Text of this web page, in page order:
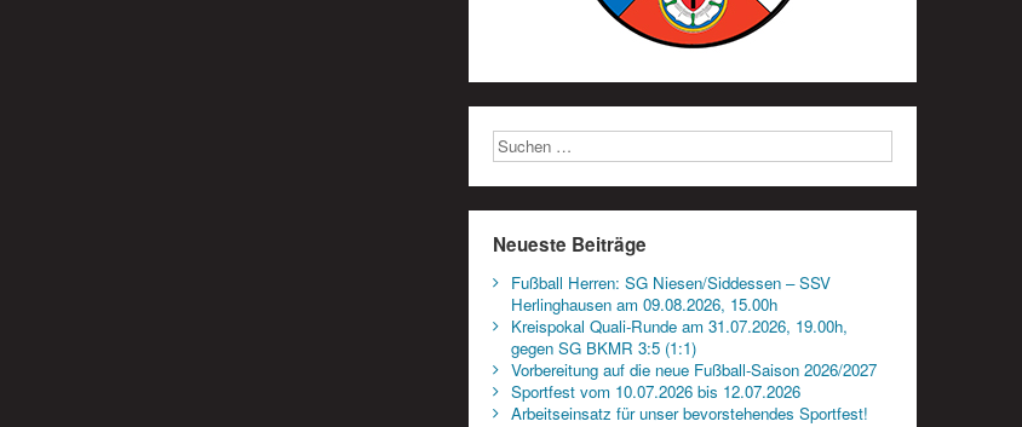
Neueste Beiträge
Fußball Herren: SG Niesen/Siddessen – SSV
Herlinghausen am 09.08.2026, 15.00h
Kreispokal Quali-Runde am 31.07.2026, 19.00h,
gegen SG BKMR 3:5 (1:1)
Vorbereitung auf die neue Fußball-Saison 2026/2027
Sportfest vom 10.07.2026 bis 12.07.2026
Arbeitseinsatz für unser bevorstehendes Sportfest!